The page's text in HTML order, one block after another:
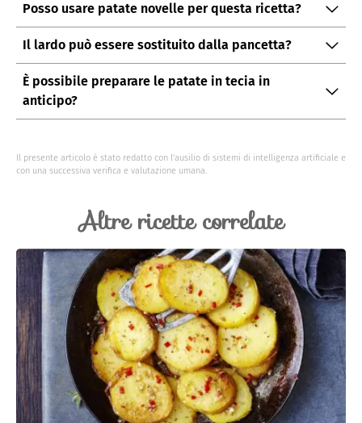
Posso usare patate novelle per questa ricetta?
Sì, le patate novelle possono essere utilizzate, ma
tenete presente che potrebbero richiedere un tempo
di cottura leggermente inferiore.
Il lardo può essere sostituito dalla pancetta?
Certamente, la pancetta è un ottimo sostituto del
lardo.
È possibile preparare le patate in tecia in
anticipo?
solo al momento della cottura finale per mantenere la
Il presente articolo è stato redatto con l’ausilio di sistemi di intelligenza artificiale e
con una successiva verifica e valutazione umana.
Altre ricette correlate